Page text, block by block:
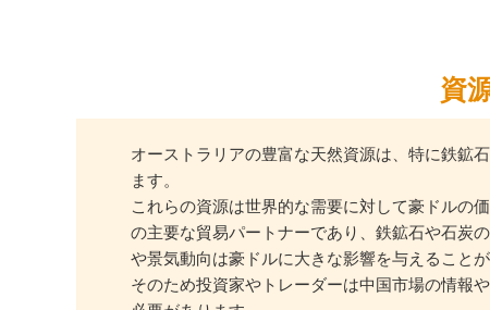
資
オーストラリアの豊富な天然資源は、特に鉄鉱
ます。
これらの資源は世界的な需要に対して豪ドルの
の主要な貿易パートナーであり、鉄鉱石や石炭
や景気動向は豪ドルに大きな影響を与えることが
そのため投資家やトレーダーは中国市場の情報